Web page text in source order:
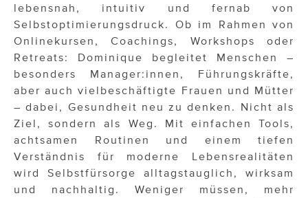
lebensnah, intuitiv und fernab von
Selbstoptimierungsdruck. Ob im Rahmen von
Onlinekursen, Coachings, Workshops oder
Retreats: Dominique begleitet Menschen –
besonders Manager:innen, Führungskräfte,
aber auch vielbeschäftigte Frauen und Mütter
– dabei, Gesundheit neu zu denken. Nicht als
Ziel, sondern als Weg. Mit einfachen Tools,
achtsamen Routinen und einem tiefen
Verständnis für moderne Lebensrealitäten
wird Selbstfürsorge alltagstauglich, wirksam
und nachhaltig. Weniger müssen, mehr